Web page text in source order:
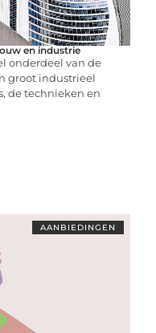
en industrie
onderdeel van de
groot industrieel
de technieken en
AANBIEDINGEN